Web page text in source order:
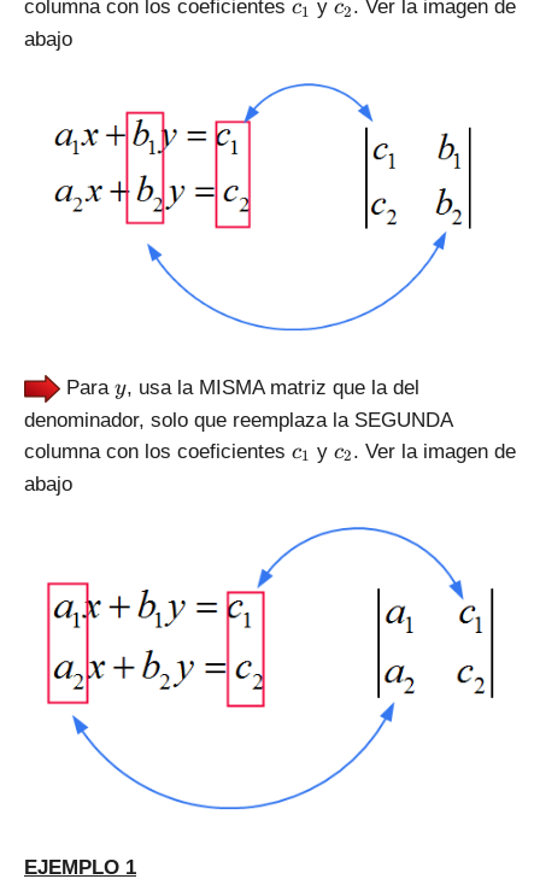
columna con los coeficientes c1 y c2. Ver la imagen de
abajo
Para y
y, usa la MISMA matriz que la del
denominador, solo que reemplaza la SEGUNDA
columna con los coeficientes c
c1 y c
c2. Ver la imagen de
abajo
EJEMPLO 1